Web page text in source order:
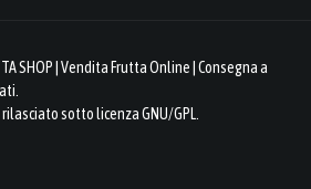
SHOP | Vendita Frutta Online | Consegna a
rilasciato sottolicenza GNU/GPL.